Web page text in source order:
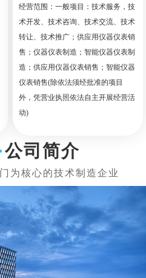
经营范围：一般项目：技术服务，技
术开发、技术咨询、技术交流、技术
转让、技术推广；供应用仪器仪表销
售；仪器仪表制造；智能仪器仪表制
造；供应用仪器仪表销售；智能仪器
仪表销售(除依法须经批准的项目
外，凭营业执照依法自主开展经营活
动)
公司简介